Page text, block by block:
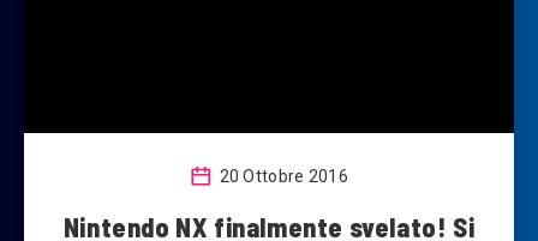
20 Ottobre 2016
Nintendo NX finalmente svelato! Si